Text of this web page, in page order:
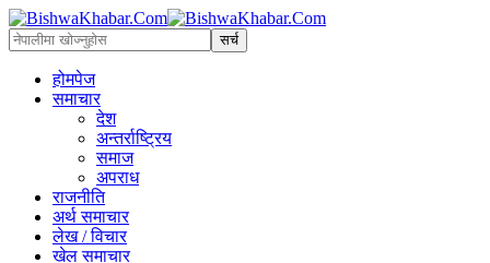
होमपेज
समाचार
देश
अन्तर्राष्ट्रिय
समाज
अपराध
राजनीति
अर्थ समाचार
लेख / विचार
खेल समाचार